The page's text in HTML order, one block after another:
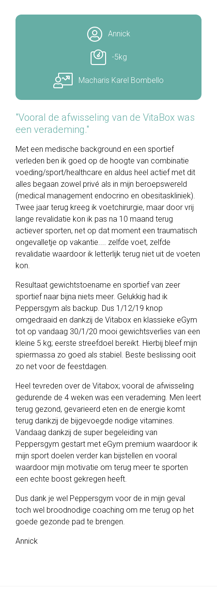
Annick
-5kg
Macharis Karel Bombello
"Vooral de afwisseling van de VitaBox was
een verademing."
Met een medische background en een sportief
verleden ben ik goed op de hoogte van combinatie
voeding/sport/healthcare en aldus heel actief met dit
alles begaan zowel privé als in mijn beroepswereld
(medical management endocrino en obesitaskliniek).
Twee jaar terug kreeg ik voetchirurgie, maar door vrij
lange revalidatie kon ik pas na 10 maand terug
actiever sporten, net op dat moment een traumatisch
ongevalletje op vakantie.... zelfde voet, zelfde
revalidatie waardoor ik letterlijk terug niet uit de voeten
kon.
Resultaat gewichtstoename en sportief van zeer
sportief naar bijna niets meer. Gelukkig had ik
Peppersgym als backup. Dus 1/12/19 knop
omgedraaid en dankzij de Vitabox en klassieke eGym
tot op vandaag 30/1/20 mooi gewichtsverlies van een
kleine 5 kg; eerste streefdoel bereikt. Hierbij bleef mijn
spiermassa zo goed als stabiel. Beste beslissing ooit
zo net voor de feestdagen.
Heel tevreden over de Vitabox; vooral de afwisseling
gedurende de 4 weken was een verademing. Men leert
terug gezond, gevarieerd eten en de energie komt
terug dankzij de bijgevoegde nodige vitamines.
Vandaag dankzij de super begeleiding van
Peppersgym gestart met eGym premium waardoor ik
mijn sport doelen verder kan bijstellen en vooral
waardoor mijn motivatie om terug meer te sporten
een echte boost gekregen heeft.
Dus dank je wel Peppersgym voor de in mijn geval
toch wel broodnodige coaching om me terug op het
goede gezonde pad te brengen.
Annick